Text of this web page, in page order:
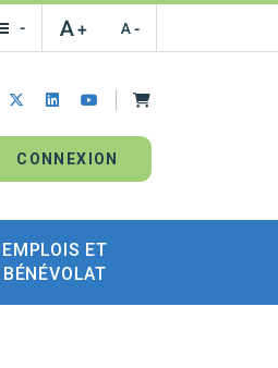
CONNEXION
x-twitterlinkedin youtubePanier
EMPLOIS ET
BÉNÉVOLAT